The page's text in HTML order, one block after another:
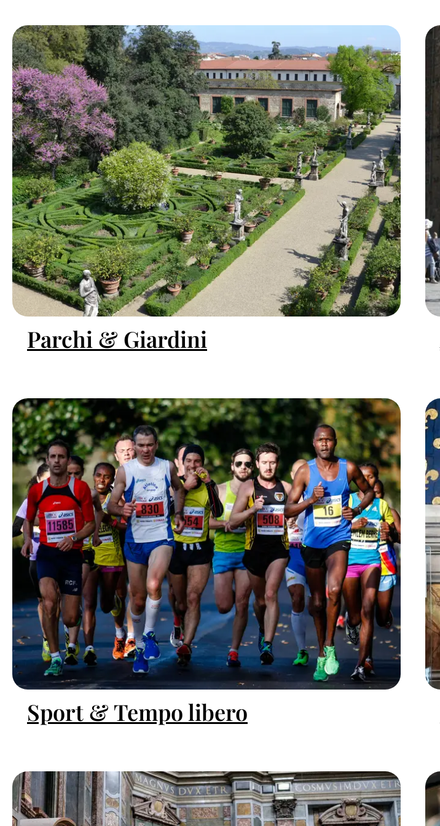
Parchi & Giardini
Sport & Tempo libero